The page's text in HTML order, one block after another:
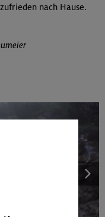
nach Hause.